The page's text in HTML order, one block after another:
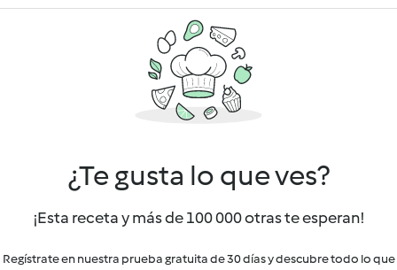
¿Te gusta lo que ves?
¡Esta receta y más de 100 000 otras te esperan!
Regístrate en nuestra prueba gratuita de 30 días y descubre todo lo que